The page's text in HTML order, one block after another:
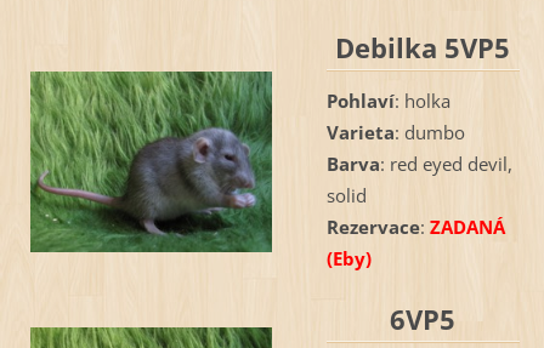
Debilka 5VP5
Pohlaví: holka
Varieta: dumbo
Barva: red eyed devil,
solid
Rezervace: ZADANÁ
(Eby)
6VP5